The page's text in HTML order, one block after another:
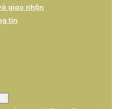
giao nhận
tin